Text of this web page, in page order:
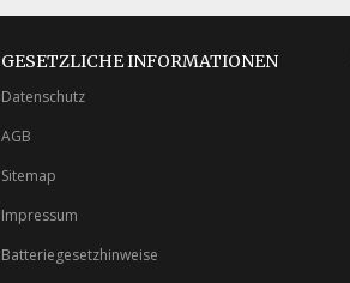
GESETZLICHE INFORMATIONEN
Datenschutz
AGB
Sitemap
Impressum
Batteriegesetzhinweise